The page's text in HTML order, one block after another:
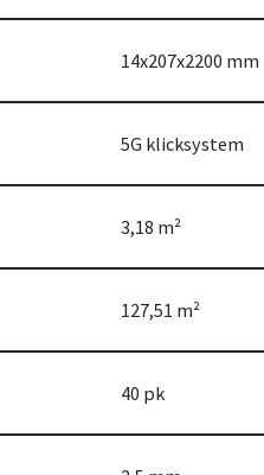
14x207x2200 mm
5G klicksystem
3,18 m²
127,51 m²
40 pk